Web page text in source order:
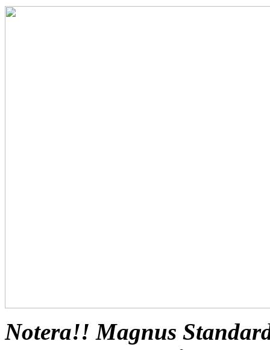
Notera!! Magnus